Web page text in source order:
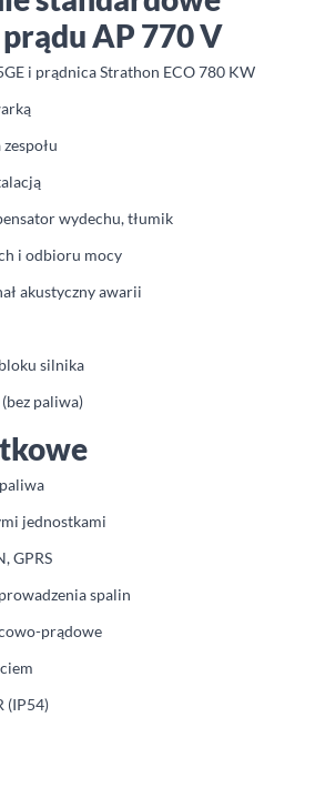
AP 770 V
i prądnica Strathon ECO 780 KW
wydechu, tłumik
i odbioru mocy
akustyczny awarii
silnika
paliwa)
jednostkami
GPRS
spalin
prądowe
(IP54)